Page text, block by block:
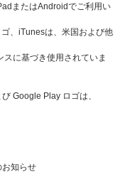
またはAndroidでご利用い
、iTunesは、米国および他
に基づき使用されていま
Google Play ロゴは、
お知らせ